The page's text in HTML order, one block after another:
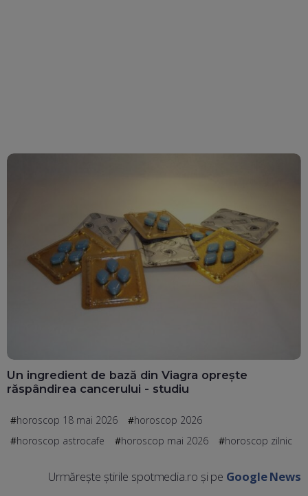
Un ingredient de bază din Viagra oprește
răspândirea cancerului - studiu
horoscop 18 mai 2026
horoscop 2026
horoscop astrocafe
horoscop mai 2026 horoscop zilnic
Urmărește știrile spotmedia.ro și pe Google News